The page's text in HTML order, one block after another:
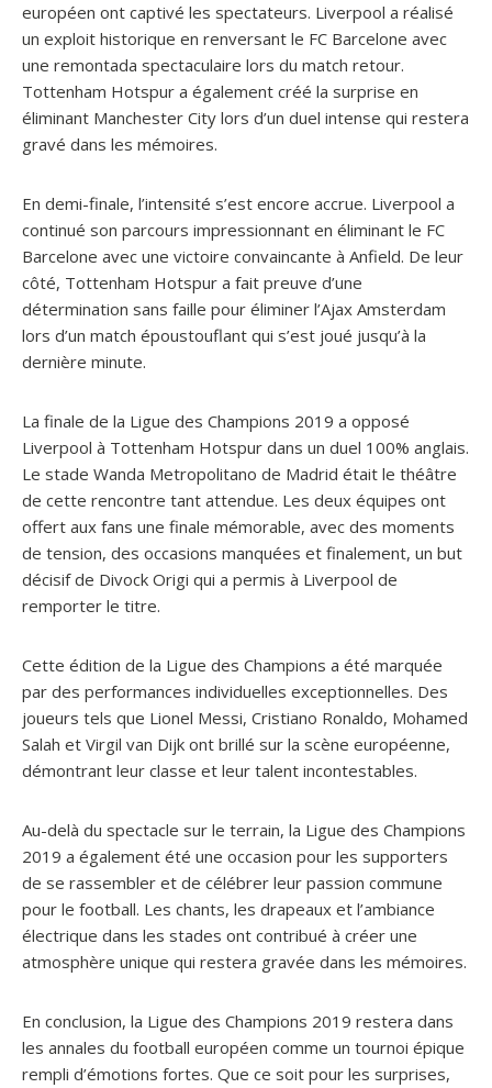
européen ont captivé les spectateurs. Liverpool a réalisé
un exploit historique en renversant le FC Barcelone avec
une remontada spectaculaire lors du match retour.
Tottenham Hotspur a également créé la surprise en
éliminant Manchester City lors d’un duel intense qui restera
gravé dans les mémoires.
En demi-finale, l’intensité s’est encore accrue. Liverpool a
continué son parcours impressionnant en éliminant le FC
Barcelone avec une victoire convaincante à Anfield. De leur
côté, Tottenham Hotspur a fait preuve d’une
détermination sans faille pour éliminer l’Ajax Amsterdam
lors d’un match époustouflant qui s’est joué jusqu’à la
dernière minute.
La finale de la Ligue des Champions 2019 a opposé
Liverpool à Tottenham Hotspur dans un duel 100% anglais.
Le stade Wanda Metropolitano de Madrid était le théâtre
de cette rencontre tant attendue. Les deux équipes ont
offert aux fans une finale mémorable, avec des moments
de tension, des occasions manquées et finalement, un but
décisif de Divock Origi qui a permis à Liverpool de
remporter le titre.
Cette édition de la Ligue des Champions a été marquée
par des performances individuelles exceptionnelles. Des
joueurs tels que Lionel Messi, Cristiano Ronaldo, Mohamed
Salah et Virgil van Dijk ont brillé sur la scène européenne,
démontrant leur classe et leur talent incontestables.
Au-delà du spectacle sur le terrain, la Ligue des Champions
2019 a également été une occasion pour les supporters
de se rassembler et de célébrer leur passion commune
pour le football. Les chants, les drapeaux et l’ambiance
électrique dans les stades ont contribué à créer une
atmosphère unique qui restera gravée dans les mémoires.
En conclusion, la Ligue des Champions 2019 restera dans
les annales du football européen comme un tournoi épique
rempli d’émotions fortes. Que ce soit pour les surprises,